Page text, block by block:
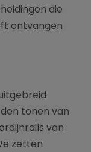
die
ontvangen
tonen van
van
zetten